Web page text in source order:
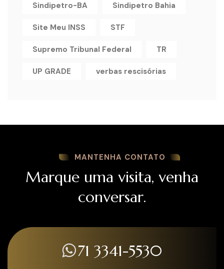
Sindipetro-BA Sindipetro Bahia
Site Meu INSS STF
Supremo Tribunal Federal TR
UP GRADE verbas rescisórias
MANTENHA CONTATO
Marque uma visita, venha
conversar.
71 3341-5530